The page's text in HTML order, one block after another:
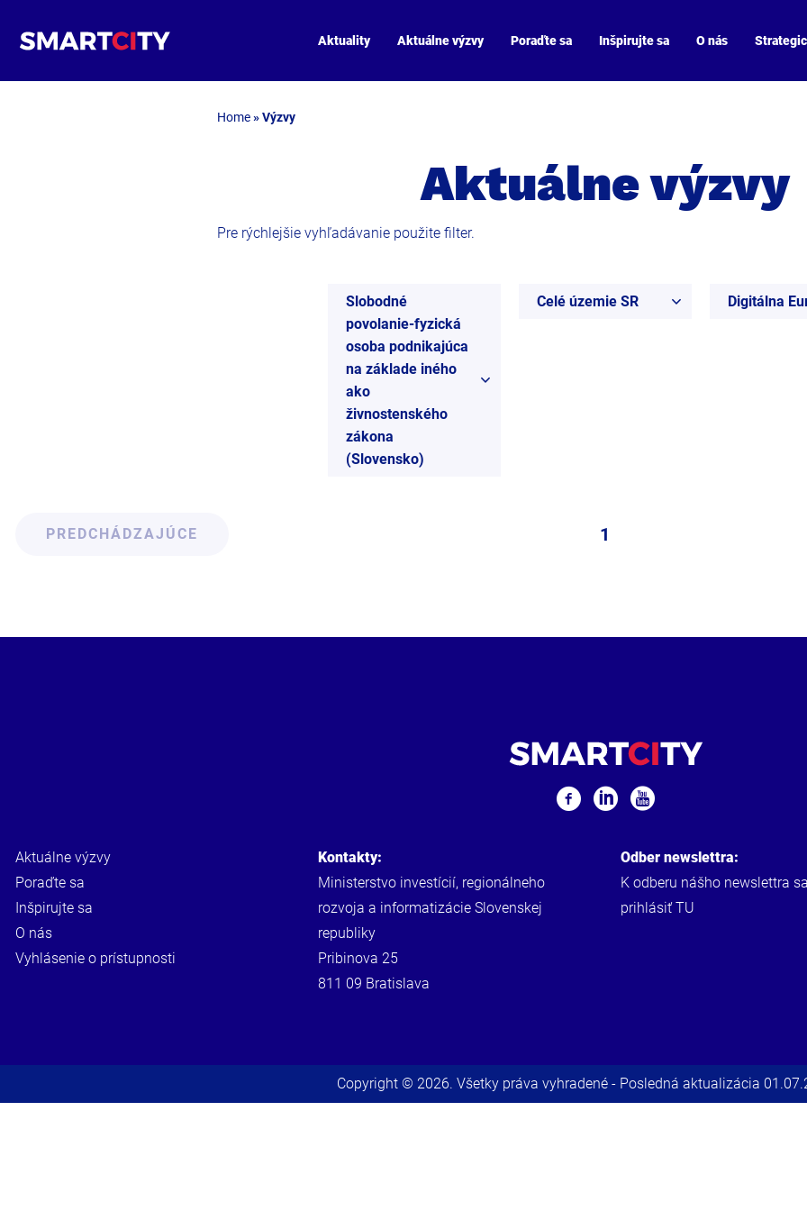
Aktuality Aktuálne výzvy Poraďte sa Inšpirujte sa O nás
Home»Výzvy
Aktuálne výzvy
Pre rýchlejšie vyhľadávanie použite filter.
Slobodné
povolanie-fyzická
osoba podnikajúca
na základe iného
ako
živnostenského
zákona
(Slovensko)
Celé územie SR Digitálna
PREDCHÁDZAJÚCE 1
Aktuálne výzvy
Poraďte sa
Inšpirujte sa
O nás
Vyhlásenie o prístupnosti
Kontakty:
Ministerstvo investícií, regionálneho
rozvoja a informatizácie Slovenskej
republiky
Pribinova 25
811 09 Bratislava
Odber newslettra:
K odberu nášho newslettra
prihlásiťTU
Copyright © 2026. Všetky práva vyhradené - Posledná aktualizácia